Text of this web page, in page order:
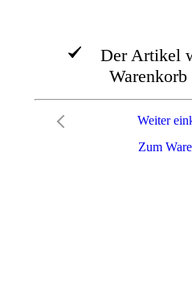
Der Artikel
Warenkorb
Zum
Weiter